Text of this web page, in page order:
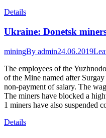
Details
Ukraine: Donetsk
miningBy admin24.06.2019
The employees of the
of the Mine named after
non-payment of salary. The
The miners have blocked a
1 miners have also suspended
Details